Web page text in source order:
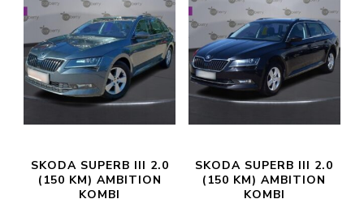
SKODA SUPERB III 2.0
(150 KM) AMBITION
KOMBI
SKODA SUPERB III 2.0
(150 KM) AMBITION
KOMBI